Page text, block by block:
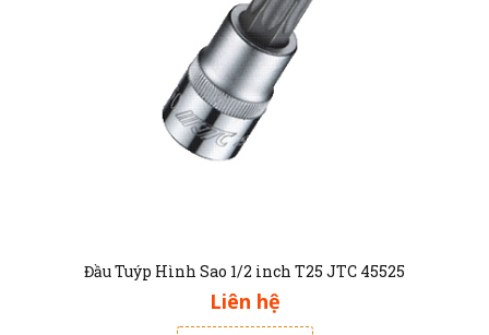
Đầu Tuýp Hình Sao 1/2 inch T25 JTC 45525
Liên hệ